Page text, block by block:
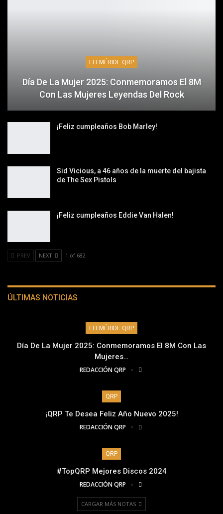
EFEMÉRIDE QRP
Día De La Mujer 2025: Conmemoramos El 8M
Con Las Mujeres Leyendas Del Rock
¡Feliz cumpleaños Bob Marley!
Sid Vicious, a 46 años de la muerte del bajista
de The Sex Pistols
¡Feliz cumpleaños Eddie Van Halen!
PREV NEXT 1 of 682
ÚLTIMAS NOTICIAS
EFEMÉRIDE QRP
Día De La Mujer 2025: Conmemoramos El 8M Con Las
Mujeres…
REDACCIÓN QRP
QRP
¡QRP Te Desea Feliz Año Nuevo 2025!
REDACCIÓN QRP
QRP
#TopQRP Mejores Discos 2024
REDACCIÓN QRP
CARGAR MÁS NOTAS